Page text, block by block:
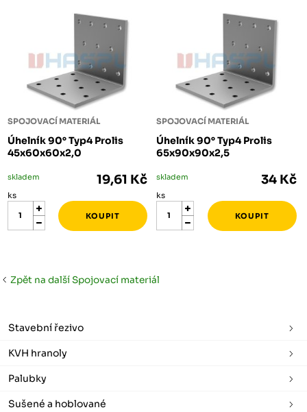
SPOJOVACÍ MATERIÁL
Úhelník 90° Typ4 Prolis
45x60x60x2,0
skladem 19,61 Kč
ks
SPOJOVACÍ MATERIÁL
Úhelník 90° Typ4 Prolis
65x90x90x2,5
skladem 34 Kč
ks
Zpět na další Spojovací materiál
Stavební řezivo
KVH hranoly
Palubky
Sušené a hoblované